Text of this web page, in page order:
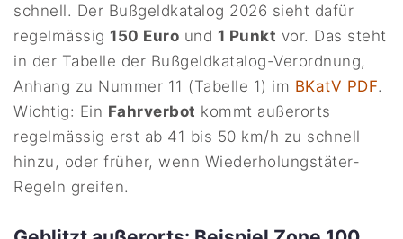
schnell. Der Bußgeldkatalog 2026 sieht dafür
regelmässig150 Euro und 1 Punkt vor. Das steht
in der Tabelle der Bußgeldkatalog-Verordnung,
Anhang zu Nummer 11 (Tabelle 1) im BKatV PDF.
Wichtig: Ein Fahrverbot kommt außerorts
regelmässig erst ab 41 bis 50 km/h zu schnell
hinzu, oder früher, wenn Wiederholungstäter-
Regeln greifen.